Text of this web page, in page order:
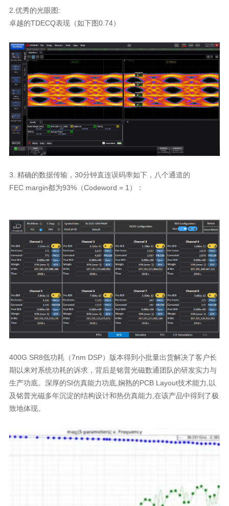
2.优秀的光眼图:
卓越的TDECQ表现（如下图0.74）
FEC margin都为93%（Codeword = 1）：
致地体现。